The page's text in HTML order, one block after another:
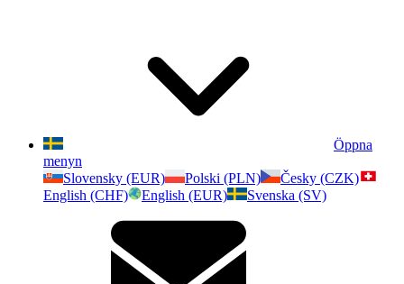
Öppna
menyn
Slovensky (EUR)
Polski (PLN)
Česky (CZK)
English (CHF)
English (EUR) Svenska (SV)